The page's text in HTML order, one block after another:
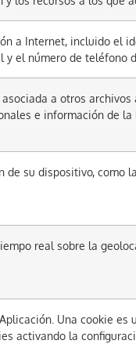
a Internet, incluido el
el número de teléfono
a otros
e información de la
su dispositivo, como
real sobre la
Una cookie
activando la